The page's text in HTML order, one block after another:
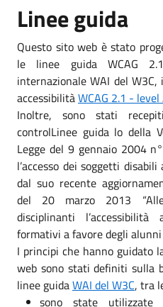
Linee guida
Questo sito web è stato
le linee guida WCAG
internazionale WAI del
accessibilitàWCAG 2.1 - level
Inoltre, sono stati
controlLinee guida lo della
Legge del 9 gennaio 2004
l’accesso dei soggetti
dal suo recente
del 20 marzo 2013
disciplinanti
formativi a favore degli alunni
I principi che hanno guidato
web sono stati definiti sulla
linee guidaWAI del W3C, tra
sono state utilizzate